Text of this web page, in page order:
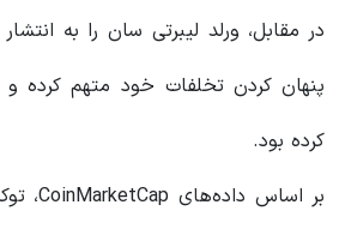
در مقابل، ورلد لیبرتی سان را به
پنهان کردن تخلفات خود متهم کرده و
کرده بود.